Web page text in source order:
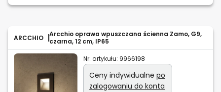
ARCCHIO
Arcchio oprawa wpuszczana ścienna Zamo, G9,
czarna, 12 cm, IP65
Nr. artykułu: 9966198
Ceny indywidualne po
zalogowaniu do konta